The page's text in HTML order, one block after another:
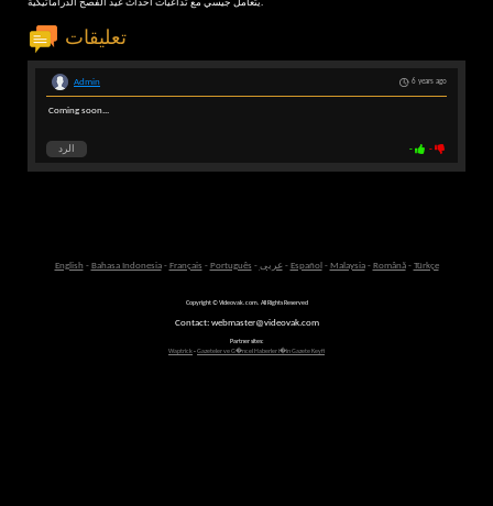
يتعامل جيسي مع تداعيات أحداث عيد الفصح الدراماتيكية.
تعليقات
6 years ago
Admin
Coming soon...
- - الرد
English - Bahasa Indonesia- Français - Português - عربى- Español - Malaysia- Română- Türkçe
Copyright © Videovak.com. All Rights Reserved
Contact: webmaster@videovak.com
Partner sites:
Waptrick-Gazeteler ve G�ncel Haberler i�in Gazete Keyfi